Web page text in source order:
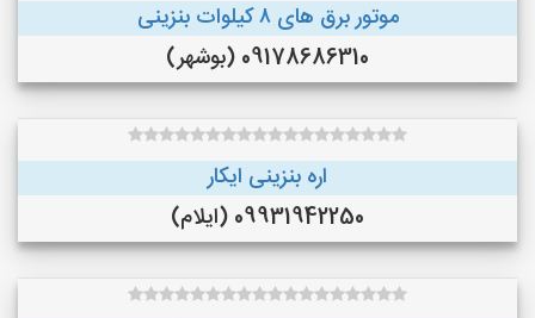
موتور برق های ٨ کیلوات بنزینی
09178686310 (بوشهر)
اره بنزینی ایکار
09931942250 (ایلام)